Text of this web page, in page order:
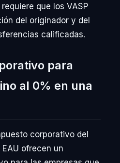
que los VASP
del originador y del
calificadas.
para
al 0% en una
corporativo del
ofrecen un